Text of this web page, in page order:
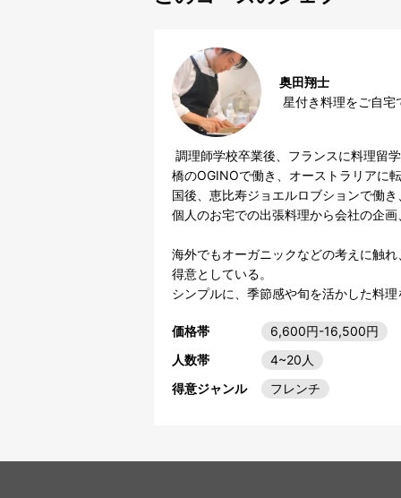
奥田翔士
星付き料理をご自宅
橋のOGINOで働き、オーストラリアに
国後、恵比寿ジョエルロブションで働
個人のお宅での出張料理から会社の企
海外でもオーガニックなどの考えに触
得意としている。
シンプルに、季節感や旬を活かした料
価格帯
6,600円-16,500円
人数帯
4~20人
得意ジャンル
フレンチ